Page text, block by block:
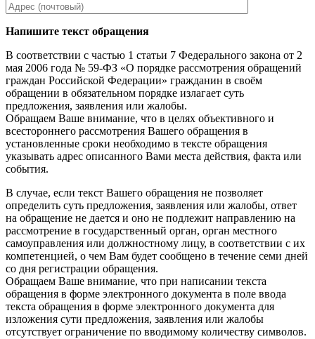
Напишите текст обращения
В соответствии с частью 1 статьи 7 Федерального закона от 2
мая 2006 года № 59-ФЗ «О порядке рассмотрения обращений
граждан Российской Федерации» гражданин в своём
обращении в обязательном порядке излагает суть
предложения, заявления или жалобы.
Обращаем Ваше внимание, что в целях объективного и
всестороннего рассмотрения Вашего обращения в
установленные сроки необходимо в тексте обращения
указывать адрес описанного Вами места действия, факта или
события.
В случае, если текст Вашего обращения не позволяет
определить суть предложения, заявления или жалобы, ответ
на обращение не дается и оно не подлежит направлению на
рассмотрение в государственный орган, орган местного
самоуправления или должностному лицу, в соответствии с их
компетенцией, о чем Вам будет сообщено в течение семи дней
со дня регистрации обращения.
Обращаем Ваше внимание, что при написании текста
обращения в форме электронного документа в поле ввода
текста обращения в форме электронного документа для
изложения сути предложения, заявления или жалобы
отсутствует ограничение по вводимому количеству символов.